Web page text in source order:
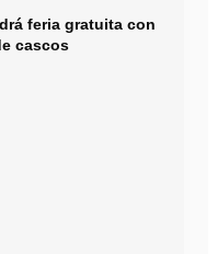
feria gratuita con
cascos